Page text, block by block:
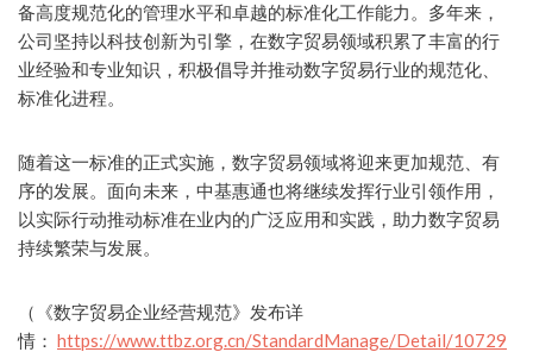
备高度规范化的管理水平和卓越的标准化工作能力。多年来，
公司坚持以科技创新为引擎，在数字贸易领域积累了丰富的行
业经验和专业知识，积极倡导并推动数字贸易行业的规范化、
标准化进程。
随着这一标准的正式实施，数字贸易领域将迎来更加规范、有
序的发展。面向未来，中基惠通也将继续发挥行业引领作用，
以实际行动推动标准在业内的广泛应用和实践，助力数字贸易
持续繁荣与发展。
（《数字贸易企业经营规范》发布详
情： https://www.ttbz.org.cn/StandardManage/Detail/10729